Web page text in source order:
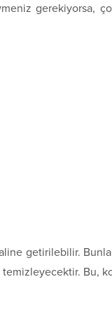
gerekiyorsa,
getirilebilir.
temizleyecektir. Bu,